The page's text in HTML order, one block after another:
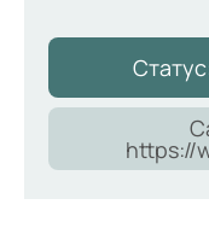
https://